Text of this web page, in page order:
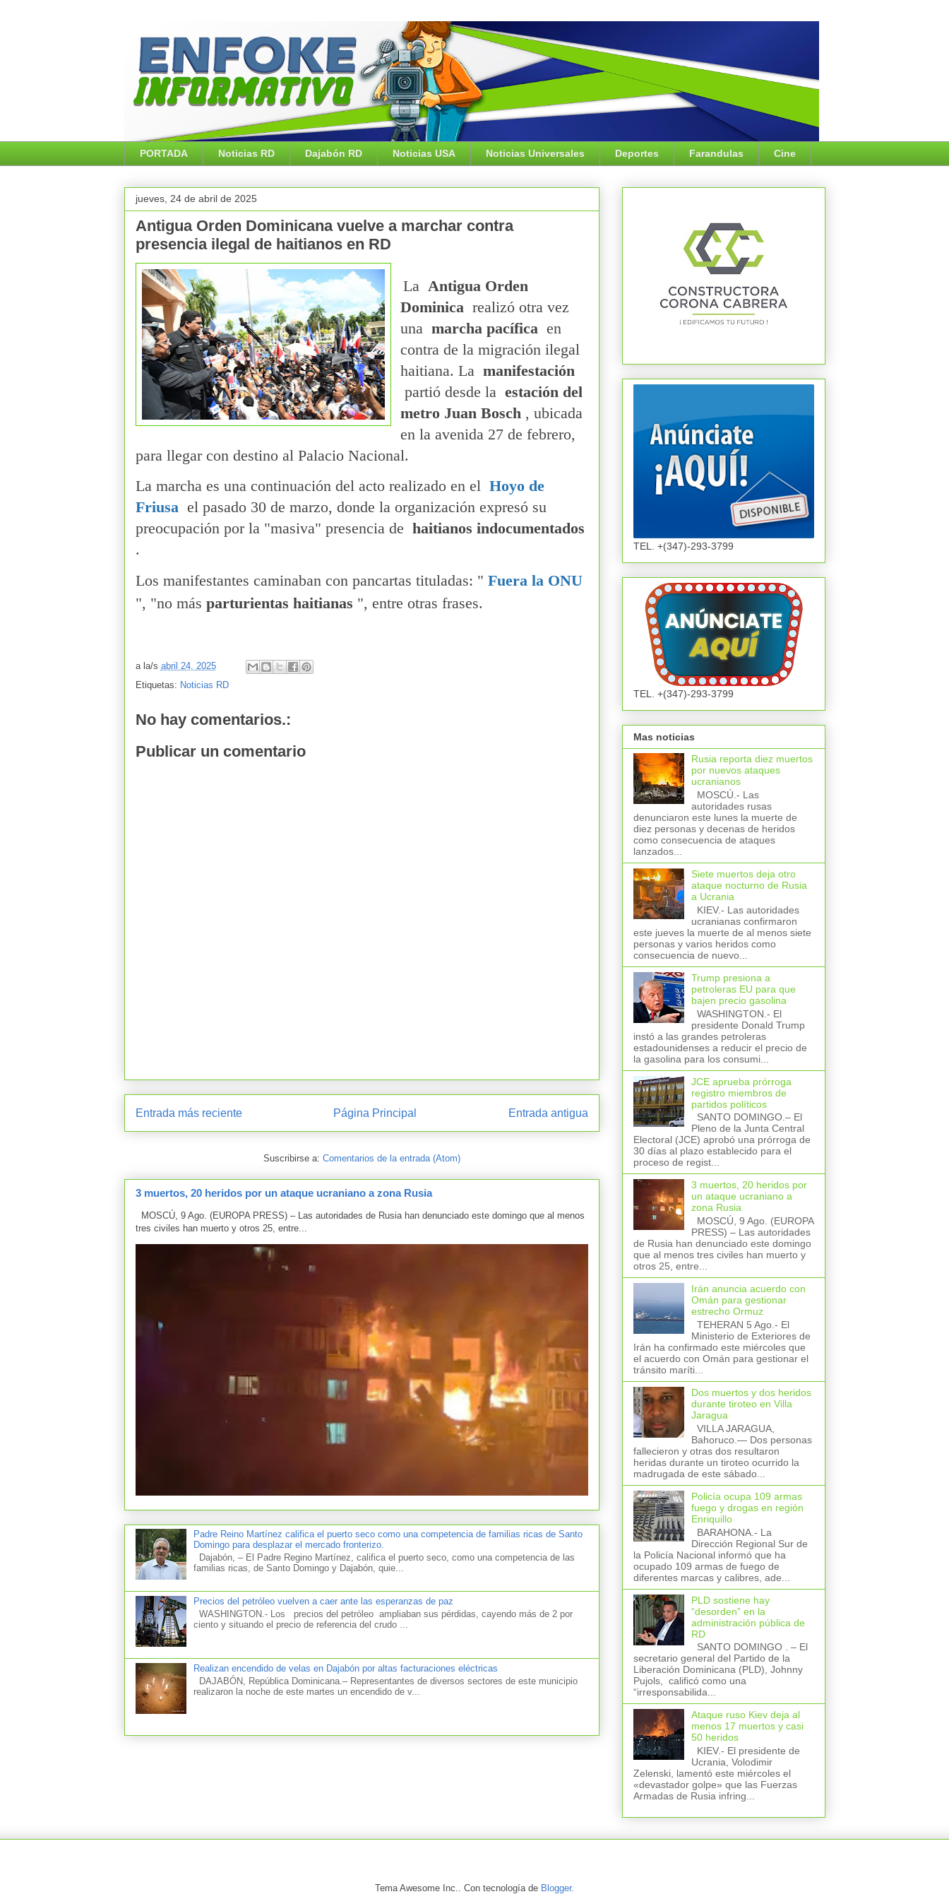
PORTADA Noticias RD Dajabón RD Noticias USA Noticias Universales Deportes Farandulas Cine
jueves, 24 de abril de 2025
Antigua Orden Dominicana vuelve a marchar contra
presencia ilegal de haitianos en RD
La Antigua Orden
Dominica realizó otra vez
una marcha pacífica en
contra de la migración ilegal
haitiana. La manifestación
partió desde la estación del
metro Juan Bosch , ubicada
en la avenida 27 de febrero,
para llegar con destino al Palacio Nacional.
La marcha es una continuación del acto realizado en el Hoyo de
Friusa el pasado 30 de marzo, donde la organización expresó su
preocupación por la "masiva" presencia de haitianos indocumentados
.
Los manifestantes caminaban con pancartas tituladas: " Fuera la ONU
", "no más parturientas haitianas ", entre otras frases.
a la/s abril 24, 2025
Etiquetas: Noticias RD
No hay comentarios.:
Publicar un comentario
Entrada más reciente Entrada antigua
Página Principal
Suscribirse a: Comentarios de la entrada (Atom)
3 muertos, 20 heridos por un ataque ucraniano a zona Rusia
MOSCÚ, 9 Ago. (EUROPA PRESS) – Las autoridades de Rusia han denunciado este domingo que al menos
tres civiles han muerto y otros 25, entre...
Padre Reino Martínez califica el puerto seco como una competencia de familias ricas de Santo
Domingo para desplazar el mercado fronterizo.
Dajabón, – El Padre Regino Martínez, califica el puerto seco, como una competencia de las
familias ricas, de Santo Domingo y Dajabón, quie...
Precios del petróleo vuelven a caer ante las esperanzas de paz
WASHINGTON.- Los precios del petróleo ampliaban sus pérdidas, cayendo más de 2 por
ciento y situando el precio de referencia del crudo ...
Realizan encendido de velas en Dajabón por altas facturaciones eléctricas
DAJABÓN, República Dominicana.– Representantes de diversos sectores de este municipio
realizaron la noche de este martes un encendido de v...
TEL. +(347)-293-3799
TEL. +(347)-293-3799
Mas noticias
Rusia reporta diez muertos
por nuevos ataques
ucranianos
MOSCÚ.- Las
autoridades rusas
denunciaron este lunes la muerte de
diez personas y decenas de heridos
como consecuencia de ataques
lanzados...
Siete muertos deja otro
ataque nocturno de Rusia
a Ucrania
KIEV.- Las autoridades
ucranianas confirmaron
este jueves la muerte de al menos siete
personas y varios heridos como
consecuencia de nuevo...
Trump presiona a
petroleras EU para que
bajen precio gasolina
WASHINGTON.- El
presidente Donald Trump
instó a las grandes petroleras
estadounidenses a reducir el precio de
la gasolina para los consumi...
JCE aprueba prórroga
registro miembros de
partidos políticos
SANTO DOMINGO.– El
Pleno de la Junta Central
Electoral (JCE) aprobó una prórroga de
30 días al plazo establecido para el
proceso de regist...
3 muertos, 20 heridos por
un ataque ucraniano a
zona Rusia
MOSCÚ, 9 Ago. (EUROPA
PRESS) – Las autoridades
de Rusia han denunciado este domingo
que al menos tres civiles han muerto y
otros 25, entre...
Irán anuncia acuerdo con
Omán para gestionar
estrecho Ormuz
TEHERAN 5 Ago.- El
Ministerio de Exteriores de
Irán ha confirmado este miércoles que
el acuerdo con Omán para gestionar el
tránsito maríti...
Dos muertos y dos heridos
durante tiroteo en Villa
Jaragua
VILLA JARAGUA,
Bahoruco.— Dos personas
fallecieron y otras dos resultaron
heridas durante un tiroteo ocurrido la
madrugada de este sábado...
Policía ocupa 109 armas
fuego y drogas en región
Enriquillo
BARAHONA.- La
Dirección Regional Sur de
la Policía Nacional informó que ha
ocupado 109 armas de fuego de
diferentes marcas y calibres, ade...
PLD sostiene hay
“desorden” en la
administración pública de
RD
SANTO DOMINGO . – El
secretario general del Partido de la
Liberación Dominicana (PLD), Johnny
Pujols, calificó como una
“irresponsabilida...
Ataque ruso Kiev deja al
menos 17 muertos y casi
50 heridos
KIEV.- El presidente de
Ucrania, Volodimir
Zelenski, lamentó este miércoles el
«devastador golpe» que las Fuerzas
Armadas de Rusia infring...
Tema Awesome Inc.. Con tecnología de Blogger.